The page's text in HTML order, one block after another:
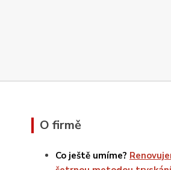
O firmě
Co ještě umíme?